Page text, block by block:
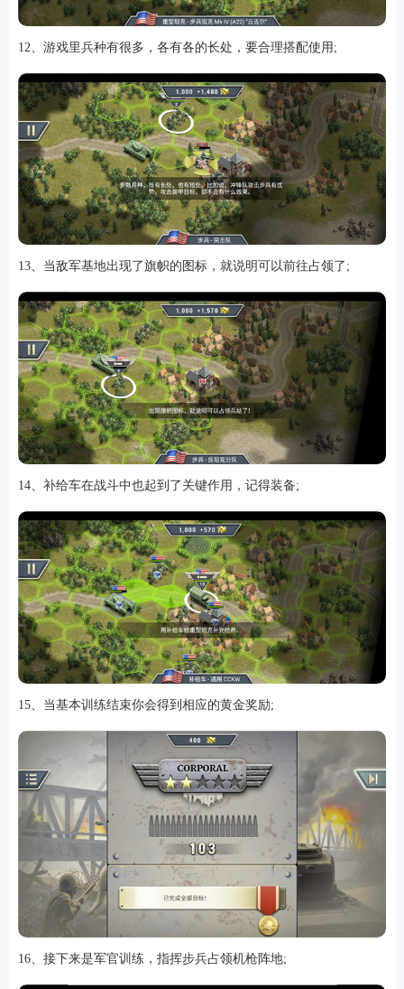
12、游戏里兵种有很多，各有各的长处，要合理搭配使用;
13、当敌军基地出现了旗帜的图标，就说明可以前往占领了;
14、补给车在战斗中也起到了关键作用，记得装备;
15、当基本训练结束你会得到相应的黄金奖励;
16、接下来是军官训练，指挥步兵占领机枪阵地;